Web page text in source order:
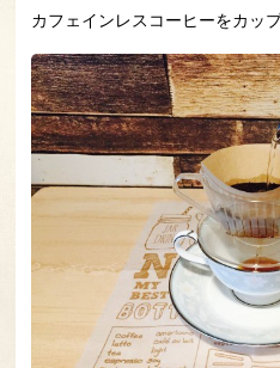
カフェインレスコーヒーをカッ